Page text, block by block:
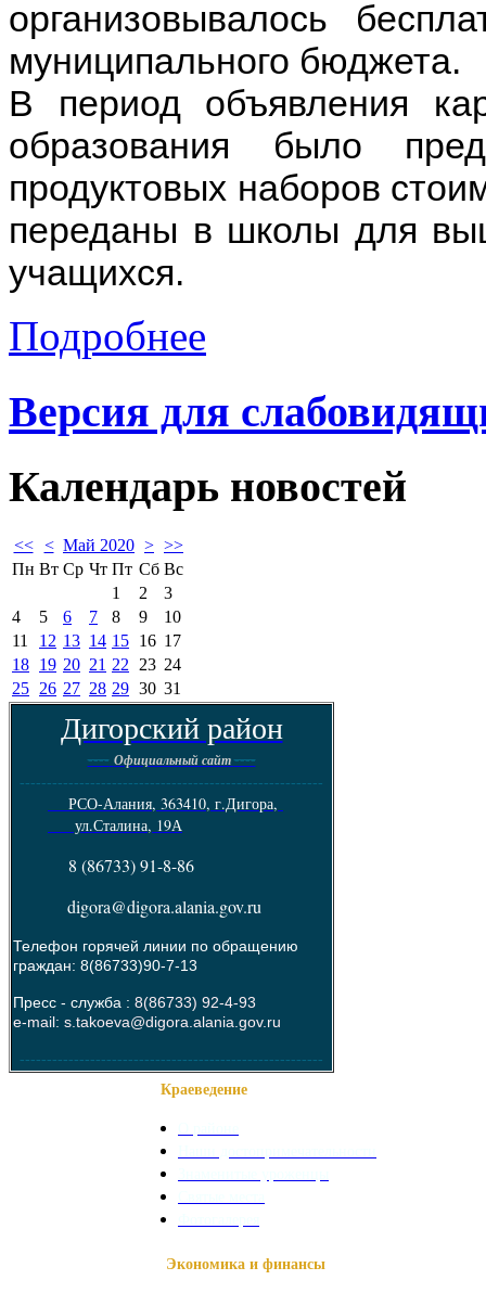
организовывалось
муниципального бюджета.
В период объявления
образования было
продуктовых наборов
переданы в школы для
учащихся.
Подробнее
Версия для
Календарь новостей
<< < Май 2020 > >>
Пн Вт Ср Чт Пт Сб Вс
1
2
3
4
5 6 7 8 9
10
11
12 13 14 15 16 17
18 19 20 21 22 23 24
25 26 27 28 29 30 31
Дигорский район
---- Официальный сайт----
--------------------------------------------------------
РСО-Алания, 363410, г.Дигора,
ул.Сталина, 19А
8 (86733) 91-8-86
digora@digora.alania.gov.ru
Телефон горячей линии по обращению
граждан: 8(86733)90-7-13
Пресс - служба : 8(86733) 92-4-93
e-mail: s.takoeva@digora.alania.gov.ru
--------------------------------------------------------
Краеведение
Экономика и финансы